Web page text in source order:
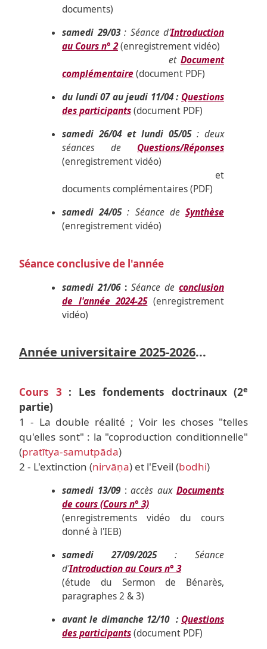
documents)
samedi 29/03 : Séance d'Introduction
au Cours n° 2(enregistrement vidéo)
etDocument
complémentaire(document PDF)
du lundi 07 au jeudi 11/04 : Questions
des participants(document PDF)
samedi 26/04 et lundi 05/05: deux
séances de Questions/Réponses
(enregistrement vidéo)
et
documents complémentaires (PDF)
samedi 24/05: Séance deSynthèse
(enregistrement vidéo)
Séance conclusive de l'année
samedi 21/06: Séance de conclusion
de l'année 2024-25(enregistrement
vidéo)
Année universitaire 2025-2026...
Cours 3 : Les fondements doctrinaux (2e
partie)
1 - La double réalité ; Voir les choses "telles
qu'elles sont" : la "coproduction conditionnelle"
(pratītya-samutpāda)
2 - L'extinction (nirvāṇa) et l'Eveil (bodhi)
samedi 13/09:accès auxDocuments
de cours (Cours n° 3)
(enregistrements vidéo du cours
donné à l'IEB)
samedi 27/09/2025: Séance
d'Introduction au Cours n° 3
(étude du Sermon de Bénarès,
paragraphes 2 & 3)
avant le dimanche 12/10 : Questions
des participants(document PDF)